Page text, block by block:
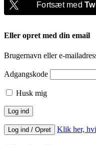
Fortsæt med
Eller opret med din email
Brugernavn eller e-
Adgangskode
Husk mig
Log ind / Opret Klik her,